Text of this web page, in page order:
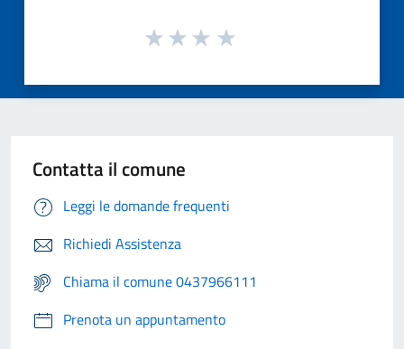
Contatta il comune
Leggi le domande frequenti
Richiedi Assistenza
Chiama il comune 0437966111
Prenota un appuntamento